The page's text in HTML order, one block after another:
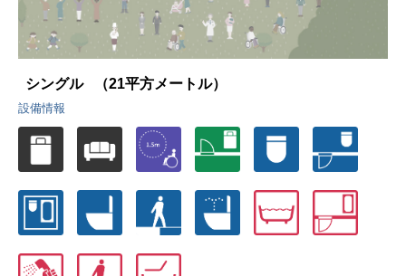
シングル （21平方メートル）
設備情報